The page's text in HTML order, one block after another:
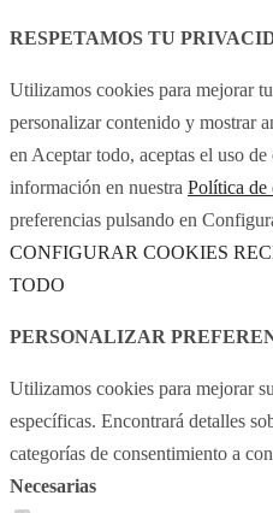
RESPETAMOS TU
Utilizamos cookies para mejorar
personalizar contenido y mostrar
en Aceptar todo, aceptas el uso
información en nuestra Política de
preferencias pulsando en
CONFIGURAR COOKIES
TODO
PERSONALIZAR
Utilizamos cookies para mejorar
específicas. Encontrará detalles
categorías de consentimiento a
Necesarias